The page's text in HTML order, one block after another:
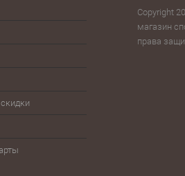
Спортпит, бутылки, шейкеры
Copyright
магазин
права